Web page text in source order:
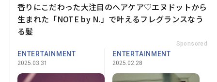
香りにこだわった大注目のヘアケア♡エヌドットから
生まれた「NOTE by N.」で叶えるフレグランスなう
る髪
Sponsored
ENTERTAINMENT
2025.03.31
ENTERTAINMENT
2025.02.28